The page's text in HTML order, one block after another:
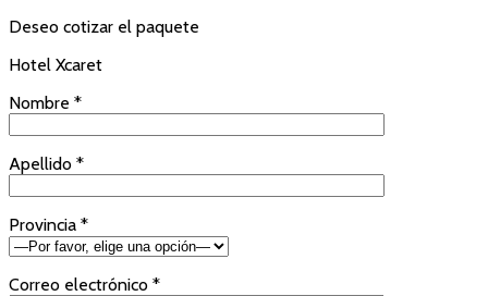
Deseo cotizar el paquete
Hotel Xcaret
Nombre *
Apellido *
Provincia *
Correo electrónico *